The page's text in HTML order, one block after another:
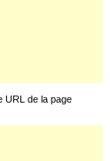
URL de la page